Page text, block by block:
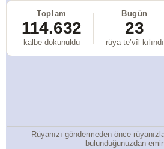
Toplam
114.632
kalbe dokunuldu
Bugün
23
rüya te’vîl kılındı
Rüyanızı göndermeden önce
bulunduğunuzdan